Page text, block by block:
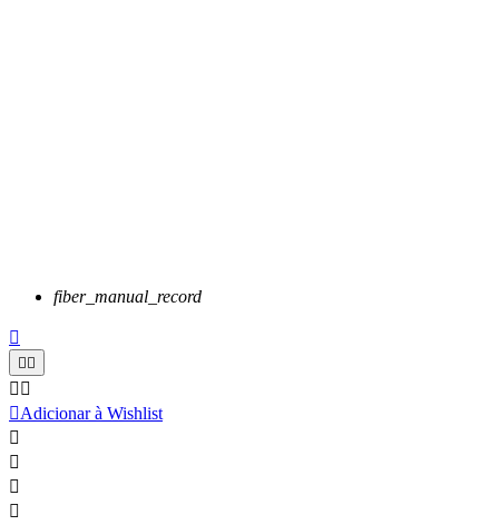
fiber_manual_record

 
 
Adicionar à Wishlist



